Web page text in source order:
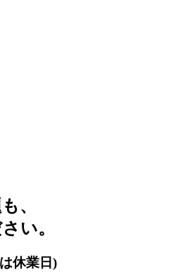
、
い。
休業日)